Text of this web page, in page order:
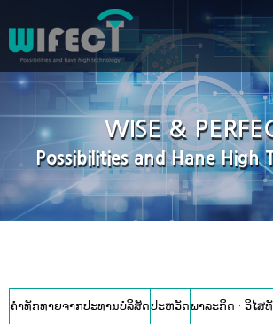
WISE &
Possibilities and Hane High
ຄໍາທັກທາຍຈາກປະທານບໍລິສັດປະຫວັດພາລະກິດ · ວິໄສ